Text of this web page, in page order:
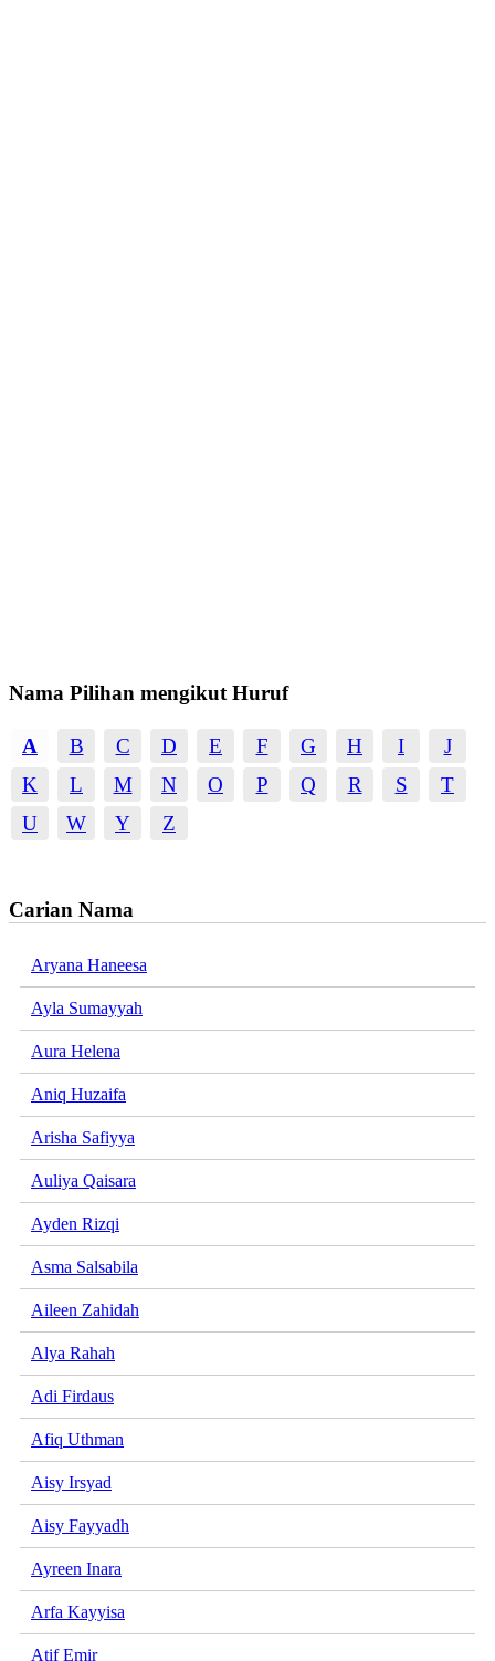
Nama Pilihan mengikut Huruf
A B C D E F G H I
J
K
L M N O P Q R S
T
U
W Y Z
Carian Nama
Aryana Haneesa
Ayla Sumayyah
Aura Helena
Aniq Huzaifa
Arisha Safiyya
Auliya Qaisara
Ayden Rizqi
Asma Salsabila
Aileen Zahidah
Alya Rahah
Adi Firdaus
Afiq Uthman
Aisy Irsyad
Aisy Fayyadh
Ayreen Inara
Arfa Kayyisa
Atif Emir